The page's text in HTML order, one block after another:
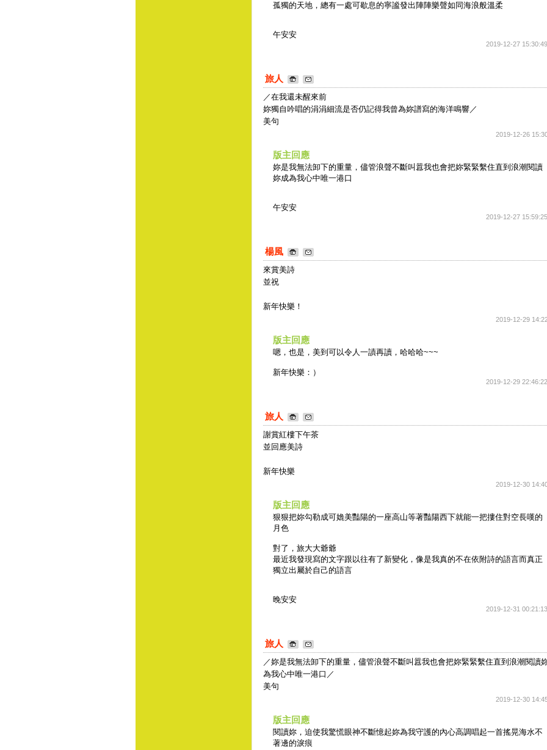
孤獨的天地，總有一處可歇息的寧謐發出陣陣樂聲如同海浪般溫柔
午安安
2019-12-27 15:30:49
旅人
／在我還未醒來前
妳獨自吟唱的涓涓細流是否仍記得我曾為妳譜寫的海洋鳴響／
美句
2019-12-26
版主回應
妳是我無法卸下的重量，儘管浪聲不斷叫囂我也會把妳緊緊繫住直到浪潮閱讀
妳成為我心中唯一港口
午安安
2019-12-27 15:59:25
楊風
來賞美詩
並祝
新年快樂！
2019-12-29
版主回應
嗯，也是，美到可以令人一謮再讀，哈哈哈~~~
新年快樂：）
2019-12-29 22:46:22
旅人
謝賞紅樓下午茶
並回應美詩
新年快樂
2019-12-30
版主回應
狠狠把妳勾勒成可嫓美豔陽的一座高山等著豔陽西下就能一把摟住對空長嘆的
月色
對了，旅大大爺爺
最近我發現寫的文字跟以往有了新變化，像是我真的不在依附詩的語言而真正
獨立出屬於自己的語言
晚安安
2019-12-31 00:21:13
旅人
／妳是我無法卸下的重量，儘管浪聲不斷叫囂我也會把妳緊緊繫住直到浪潮閱讀
為我心中唯一港口／
美句
2019-12-30
版主回應
閱讀妳，迫使我驚慌眼神不斷憶起妳為我守護的內心高調唱起一首搖晃海水不
著邊的淚痕